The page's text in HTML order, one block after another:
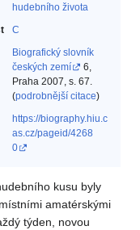
hudebního života‎
C
Biografický slovník
českých zemí
6,
Praha 2007, s. 67.
(podrobnější citace)
https://biography.hiu.c
as.cz/pageid/4268
0
kusu byly
amatérskými
týden, novou